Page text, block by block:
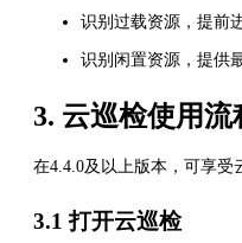
识别过载资源，提前
识别闲置资源，提供
3. 云巡检使用流
在4.4.0及以上版本，可享受
3.1 打开云巡检